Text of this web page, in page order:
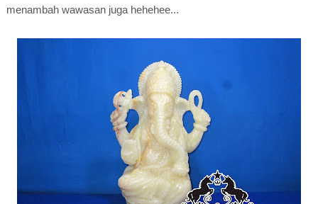
menambah wawasan juga hehehee...